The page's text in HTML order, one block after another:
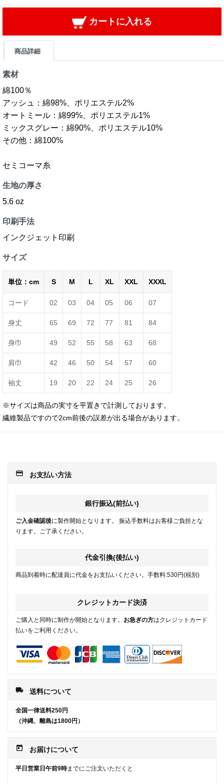
カートに入れる
商品詳細
素材
綿100％
アッシュ：綿98%、ポリエステル2%
オートミール：綿99%、ポリエステル1%
ミックスグレー：綿90%、ポリエステル10%
その他：綿100%
セミコーマ糸
生地の厚さ
5.6 oz
印刷手法
インクジェット印刷
サイズ
単位：cm S M L XL XXL XXXL
コード 02 03 04 05 06 07
身丈 65 69 72 77 81 84
身巾 49 52 55 58 63 68
肩巾 42 46 50 54 57 60
袖丈 19 20 22 24 25 26
※サイズは商品の実寸を平置きで計測しております。
繊維製品ですので2cm前後の誤差が出る場合があります。
payment お支払い方法
銀行振込(前払い)
ご入金確認後に製作開始となります。 振込手数料はお客様ご負担とな
ります。ご了承ください。
代金引換(後払い)
商品到着時に配達員に代金をお支払いください。手数料:530円(税別)
クレジットカード決済
ご購入と同時に制作が開始となります。 お急ぎの方はクレジットカード
払いをご利用ください。
local_shipping 送料について
全国一律送料250円
（沖縄、離島は1800円）
today お届けについて
平日営業日午前9時までにご注文いただくと